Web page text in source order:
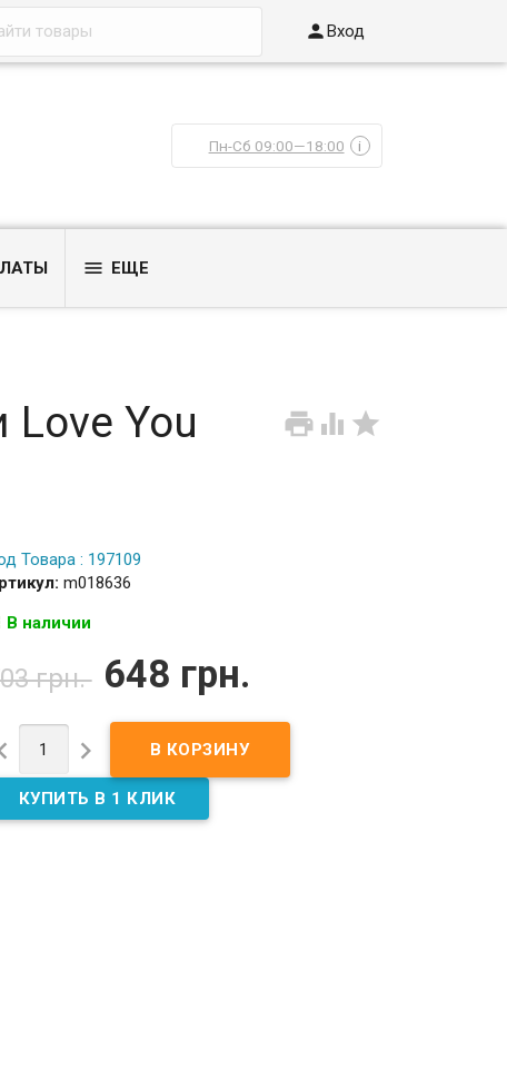
Вход
Пн-Сб 09:00—18:00 i
 ЕЩЕ
  
You
Товара : 197109
m018636
В наличии
грн. 648 грн.
